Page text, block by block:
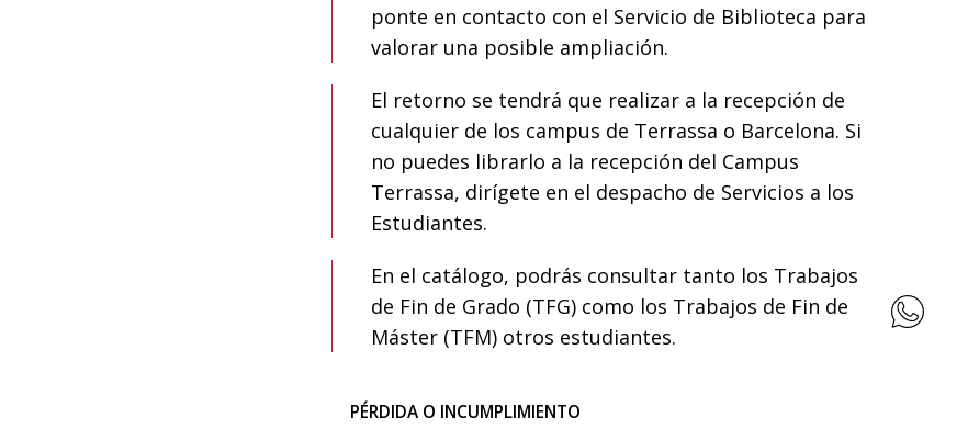
ponte en contacto con el Servicio de Biblioteca para
valorar una posible ampliación.
El retorno se tendrá que realizar a la recepción de
cualquier de los campus de Terrassa o Barcelona. Si
no puedes librarlo a la recepción del Campus
Terrassa, dirígete en el despacho de Servicios a los
Estudiantes.
En el catálogo, podrás consultar tanto los Trabajos
de Fin de Grado (TFG) como los Trabajos de Fin de
Máster (TFM) otros estudiantes.
PÉRDIDA O INCUMPLIMIENTO